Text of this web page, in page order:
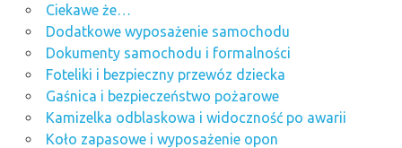
Ciekawe że…
Dodatkowe wyposażenie samochodu
Dokumenty samochodu i formalności
Foteliki i bezpieczny przewóz dziecka
Gaśnica i bezpieczeństwo pożarowe
Kamizelka odblaskowa i widoczność po awarii
Koło zapasowe i wyposażenie opon